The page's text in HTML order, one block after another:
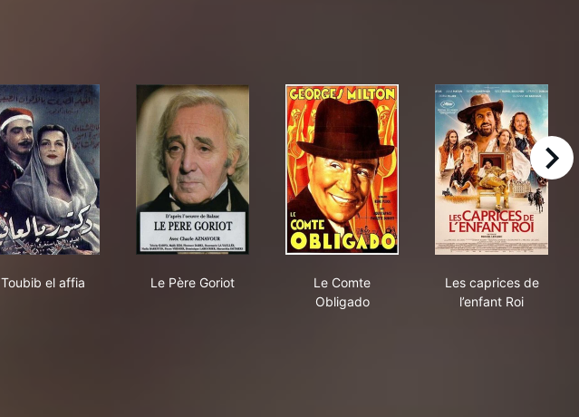
Toubib el affia
Le Père Goriot
Le Comte
Obligado
Les caprices de
l’enfant Roi
right